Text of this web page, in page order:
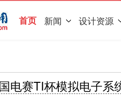
首页 新闻 设计资源
电赛TI杯模拟电子